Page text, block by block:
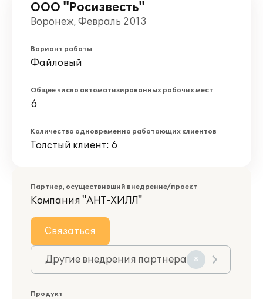
ООО "Росизвесть"
Воронеж, Февраль 2013
Вариант работы
Файловый
Общее число автоматизированных рабочих мест
6
Количество одновременно работающих клиентов
Толстый клиент: 6
Партнер, осуществивший внедрение/проект
Компания "АНТ-ХИЛЛ"
Связаться
Другие внедрения партнера 8
Продукт